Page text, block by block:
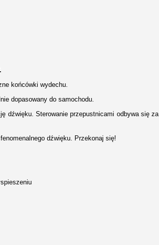
końcówki wydechu.
dopasowany do samochodu.
dźwięku. Sterowanie przepustnicami odbywa się za
dźwięku. Przekonaj się!